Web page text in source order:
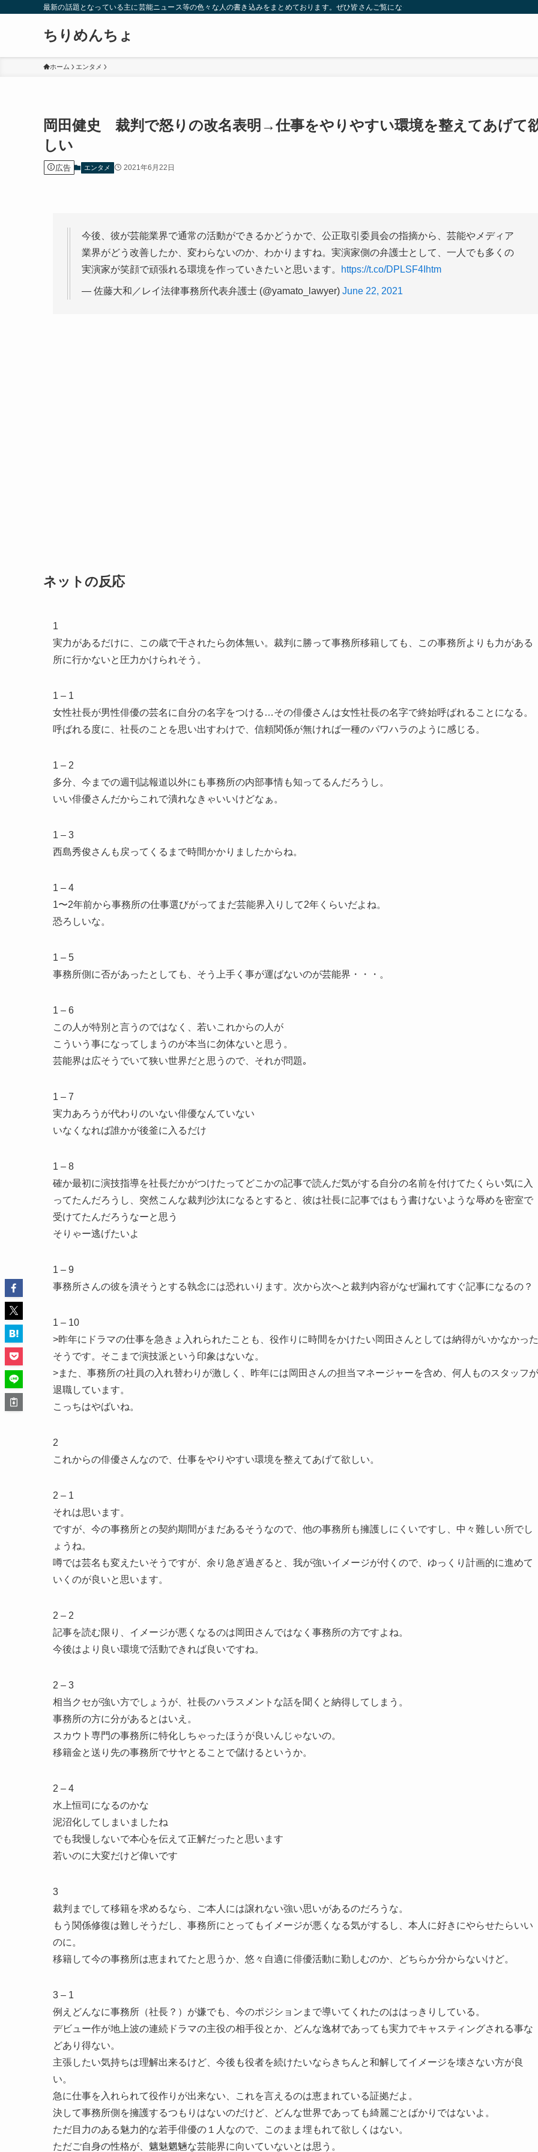
最新の話題となっている主に芸能ニュース等の色々な人の書き込みをまとめております。ぜひ皆さんご覧になっていってください。
ちりめんちょ
ホーム エンタメ
岡田健史 裁判で怒りの改名表明→仕事をやりやすい環境を整えてあげて
しい
広告 エンタメ 2021年6月22日
今後、彼が芸能業界で通常の活動ができるかどうかで、公正取引委員会の指摘から、芸能やメディア
業界がどう改善したか、変わらないのか、わかりますね。実演家側の弁護士として、一人でも多くの
実演家が笑顔で頑張れる環境を作っていきたいと思います。
https://t.co/DPLSF4Ihtm
— 佐藤大和／レイ法律事務所代表弁護士 (@yamato_lawyer) June 22, 2021
ネットの反応
1
実力があるだけに、この歳で干されたら勿体無い。裁判に勝って事務所移籍しても、この事務所よりも力がある
所に行かないと圧力かけられそう。
1 – 1
女性社長が男性俳優の芸名に自分の名字をつける…その俳優さんは女性社長の名字で終始呼ばれることになる。
呼ばれる度に、社長のことを思い出すわけで、信頼関係が無ければ一種のパワハラのように感じる。
1 – 2
多分、今までの週刊誌報道以外にも事務所の内部事情も知ってるんだろうし。
いい俳優さんだからこれで潰れなきゃいいけどなぁ。
1 – 3
西島秀俊さんも戻ってくるまで時間かかりましたからね。
1 – 4
1〜2年前から事務所の仕事選びがってまだ芸能界入りして2年くらいだよね。
恐ろしいな。
1 – 5
事務所側に否があったとしても、そう上手く事が運ばないのが芸能界・・・。
1 – 6
この人が特別と言うのではなく、若いこれからの人が
こういう事になってしまうのが本当に勿体ないと思う。
芸能界は広そうでいて狭い世界だと思うので、それが問題｡
1 – 7
実力あろうが代わりのいない俳優なんていない
いなくなれば誰かが後釜に入るだけ
1 – 8
確か最初に演技指導を社長だかがつけたってどこかの記事で読んだ気がする自分の名前を付けてたくらい気に入
ってたんだろうし、突然こんな裁判沙汰になるとすると、彼は社長に記事ではもう書けないような辱めを密室で
受けてたんだろうなーと思う
そりゃー逃げたいよ
1 – 9
事務所さんの彼を潰そうとする執念には恐れいります。次から次へと裁判内容がなぜ漏れてすぐ記事になるの？
1 – 10
>昨年にドラマの仕事を急きょ入れられたことも、役作りに時間をかけたい岡田さんとしては納得がいかなかった
そうです。そこまで演技派という印象はないな。
>また、事務所の社員の入れ替わりが激しく、昨年には岡田さんの担当マネージャーを含め、何人ものスタッフが
退職しています。
こっちはやばいね。
2
これからの俳優さんなので、仕事をやりやすい環境を整えてあげて欲しい。
2 – 1
それは思います。
ですが、今の事務所との契約期間がまだあるそうなので、他の事務所も擁護しにくいですし、中々難しい所でし
ょうね。
噂では芸名も変えたいそうですが、余り急ぎ過ぎると、我が強いイメージが付くので、ゆっくり計画的に進めて
いくのが良いと思います。
2 – 2
記事を読む限り、イメージが悪くなるのは岡田さんではなく事務所の方ですよね。
今後はより良い環境で活動できれば良いですね。
2 – 3
相当クセが強い方でしょうが、社長のハラスメントな話を聞くと納得してしまう。
事務所の方に分があるとはいえ。
スカウト専門の事務所に特化しちゃったほうが良いんじゃないの。
移籍金と送り先の事務所でサヤとることで儲けるというか。
2 – 4
水上恒司になるのかな
泥沼化してしまいましたね
でも我慢しないで本心を伝えて正解だったと思います
若いのに大変だけど偉いです
3
裁判までして移籍を求めるなら、ご本人には譲れない強い思いがあるのだろうな。
もう関係修復は難しそうだし、事務所にとってもイメージが悪くなる気がするし、本人に好きにやらせたらいい
のに。
移籍して今の事務所は恵まれてたと思うか、悠々自適に俳優活動に勤しむのか、どちらか分からないけど。
3 – 1
例えどんなに事務所（社長？）が嫌でも、今のポジションまで導いてくれたのははっきりしている。
デビュー作が地上波の連続ドラマの主役の相手役とか、どんな逸材であっても実力でキャスティングされる事な
どあり得ない。
主張したい気持ちは理解出来るけど、今後も役者を続けたいならきちんと和解してイメージを壊さない方が良
い。
急に仕事を入れられて役作りが出来ない、これを言えるのは恵まれている証拠だよ。
決して事務所側を擁護するつもりはないのだけど、どんな世界であっても綺麗ごとばかりではないよ。
ただ目力のある魅力的な若手俳優の１人なので、このまま埋もれて欲しくはない。
ただご自身の性格が、魑魅魍魎な芸能界に向いていないとは思う。